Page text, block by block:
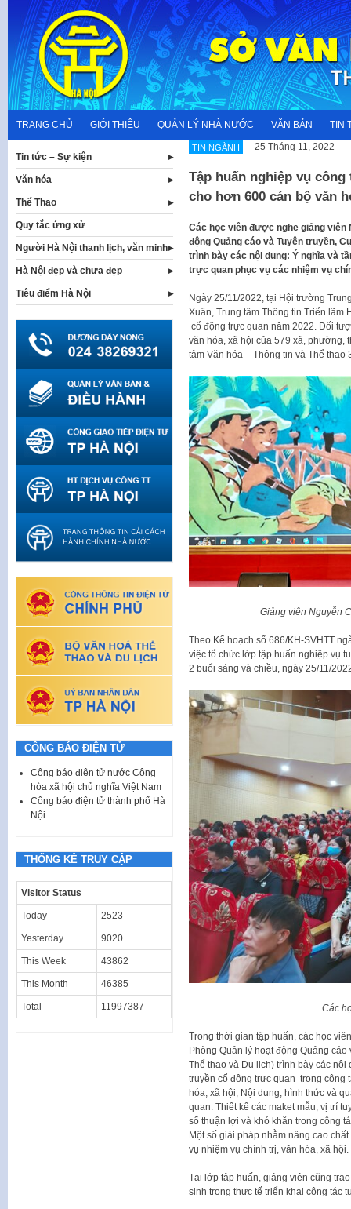
content
TRANG CHỦ GIỚI THIỆU QUẢN LÝ NHÀ NƯỚC VĂN BẢN TIN
TIN NGÀNH 25 Tháng 11, 2022
Tập huấn nghiệp vụ
cho hơn 600 cán bộ văn
Các học viên được nghe giảng viên
động Quảng cáo và Tuyên truyền,
trình bày các nội dung: Ý nghĩa và
trực quan phục vụ các nhiệm vụ
Ngày 25/11/2022, tại Hội trường
Xuân, Trung tâm Thông tin Triển
cổ động trực quan năm 2022. Đối
văn hóa, xã hội của 579 xã, phường,
tâm Văn hóa – Thông tin và Thể thao
Giảng viên Nguyễn
Theo Kế hoạch số 686/KH-SVHTT
việc tổ chức lớp tập huấn nghiệp vụ
2 buổi sáng và chiều, ngày 25/11/
Các
Trong thời gian tập huấn, các học
Phòng Quản lý hoạt động Quảng
Thể thao và Du lịch) trình bày các
truyền cổ động trực quan trong công
hóa, xã hội; Nội dung, hình thức và
quan: Thiết kế các maket mẫu, vị trí
số thuận lợi và khó khăn trong công
Một số giải pháp nhằm nâng cao
vụ nhiệm vụ chính trị, văn hóa, xã hội.
Tại lớp tập huấn, giảng viên cũng
sinh trong thực tế triển khai công tác
Tin tức – Sự kiện
Văn hóa
Thể Thao
Quy tắc ứng xử
Người Hà Nội thanh lịch, văn minh
Hà Nội đẹp và chưa đẹp
Tiêu điểm Hà Nội
CÔNG BÁO ĐIỆN TỬ
Công báo điện tử nước Cộng
hòa xã hội chủ nghĩa Việt Nam
Công báo điện tử thành phố Hà
Nội
THỐNG KÊ TRUY CẬP
Visitor Status
Today 2523
Yesterday 9020
This Week 43862
This Month 46385
Total 11997387